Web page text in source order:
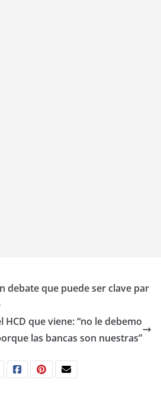
debate que puede ser clave par
HCD que viene: “no le debemo
las bancas son nuestras”